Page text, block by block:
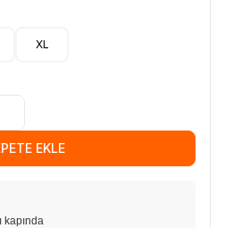
XL
EKLE
kapında